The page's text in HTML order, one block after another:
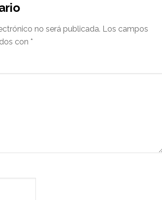
no será publicada. Los campos
con *